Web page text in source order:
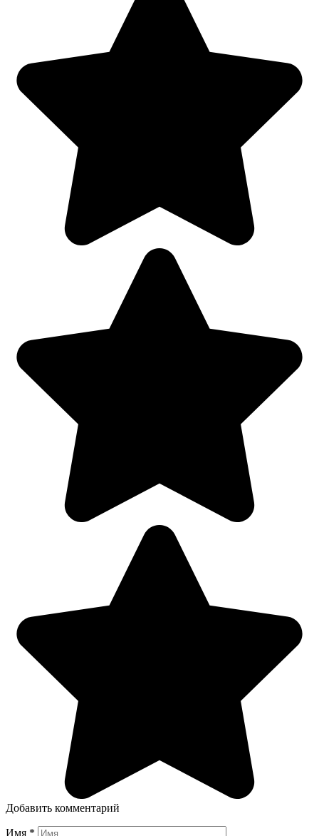
Добавить комментарий
Имя *